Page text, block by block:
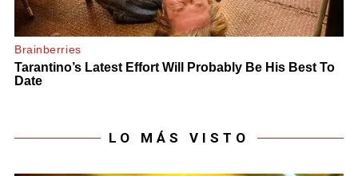
LO MÁS VISTO